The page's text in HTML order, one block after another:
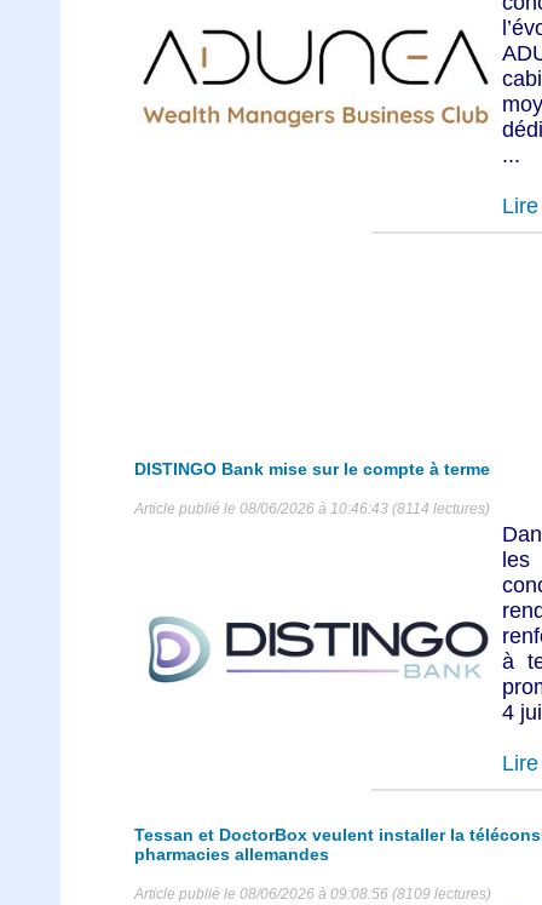
...
DISTINGO Bank mise sur le compte à terme
Article publié le 08/06/2026 à 10:46:43 (8114 lectures)
les
à
4
Tessan et DoctorBox veulent installer la
pharmacies allemandes
Article publié le 08/06/2026 à 09:08:56 (8109 lectures)